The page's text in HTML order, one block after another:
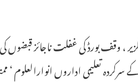
، وقف بورڈ کی غفلت ناجائز
کے سرکردہ تعلیمی اداروں